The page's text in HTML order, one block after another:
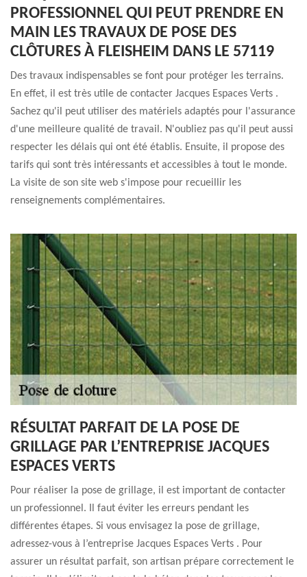
PROFESSIONNEL QUI PEUT PRENDRE EN
MAIN LES TRAVAUX DE POSE DES
CLÔTURES À FLEISHEIM DANS LE 57119
Des travaux indispensables se font pour protéger les terrains.
En effet, il est très utile de contacter Jacques Espaces Verts .
Sachez qu'il peut utiliser des matériels adaptés pour l'assurance
d'une meilleure qualité de travail. N'oubliez pas qu'il peut aussi
respecter les délais qui ont été établis. Ensuite, il propose des
tarifs qui sont très intéressants et accessibles à tout le monde.
La visite de son site web s'impose pour recueillir les
renseignements complémentaires.
RÉSULTAT PARFAIT DE LA POSE DE
GRILLAGE PAR L’ENTREPRISE JACQUES
ESPACES VERTS
Pour réaliser la pose de grillage, il est important de contacter
un professionnel. Il faut éviter les erreurs pendant les
différentes étapes. Si vous envisagez la pose de grillage,
adressez-vous à l’entreprise Jacques Espaces Verts . Pour
assurer un résultat parfait, son artisan prépare correctement le